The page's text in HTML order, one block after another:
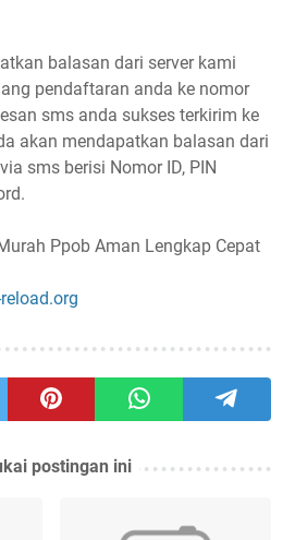
balasan dari server kami
pendaftaran anda ke nomor
sms anda sukses terkirim ke
akan mendapatkan balasan dari
sms berisi Nomor ID, PIN
Ppob Aman Lengkap Cepat
postingan ini